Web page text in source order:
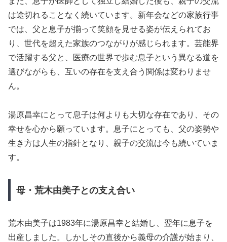
は途切れることなく続いています。新年会などの家族行事
では、父と息子が揃って笑顔を見せる姿が伝えられてお
り、世代を超えた家族のつながりが感じられます。芸能界
で活躍する父と、医療の世界で歩む息子という異なる道を
選びながらも、互いの存在を支え合う関係は変わりませ
ん。
湯原昌幸にとって息子は何よりも大切な存在であり、その
幸せを心から願っています。息子にとっても、父の姿勢や
生き方は人生の指針となり、親子の交流は今も続いていま
す。
母・荒木由美子との支え合い
荒木由美子は1983年に湯原昌幸と結婚し、翌年に息子を
出産しました。しかしその直後から義母の介護が始まり、